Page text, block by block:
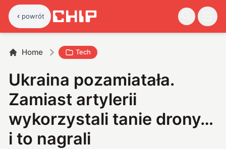
powrót
Home Tech
Ukraina pozamiatała.
Zamiast artylerii
wykorzystali tanie drony…
i to nagrali